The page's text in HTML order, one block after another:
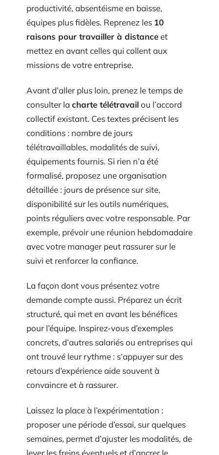
productivité, absentéisme en baisse,
équipes plus fidèles. Reprenez les 10
raisons pour travailler à distanceet
mettez en avant celles qui collent aux
missions de votre entreprise.
Avant d’aller plus loin, prenez le temps de
consulter la charte télétravailou l’accord
collectif existant. Ces textes précisent les
conditions : nombre de jours
télétravaillables, modalités de suivi,
équipements fournis. Si rien n’a été
formalisé, proposez une organisation
détaillée : jours de présence sur site,
disponibilité sur les outils numériques,
points réguliers avec votre responsable. Par
exemple, prévoir une réunion hebdomadaire
avec votre manager peut rassurer sur le
suivi et renforcer la confiance.
La façon dont vous présentez votre
demande compte aussi. Préparez un écrit
structuré, qui met en avant les bénéfices
pour l’équipe. Inspirez-vous d’exemples
concrets, d’autres salariés ou entreprises qui
ont trouvé leur rythme : s’appuyer sur des
retours d’expérience aide souvent à
convaincre et à rassurer.
Laissez la place à l’expérimentation :
proposer une période d’essai, sur quelques
semaines, permet d’ajuster les modalités, de
lever les freins éventuels et d’ancrer le